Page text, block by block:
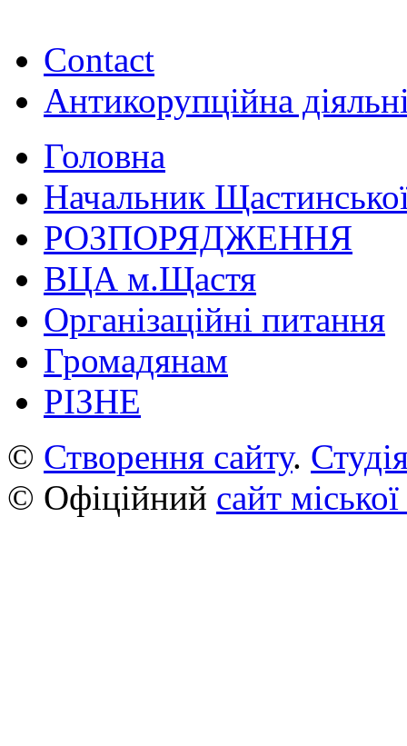
Contact
Антикорупційна
Головна
Начальник
РОЗПОРЯДЖЕННЯ
ВЦА м.Щастя
Організаційні питання
Громадянам
РІЗНЕ
© Створення сайту.
© Офіційний сайт